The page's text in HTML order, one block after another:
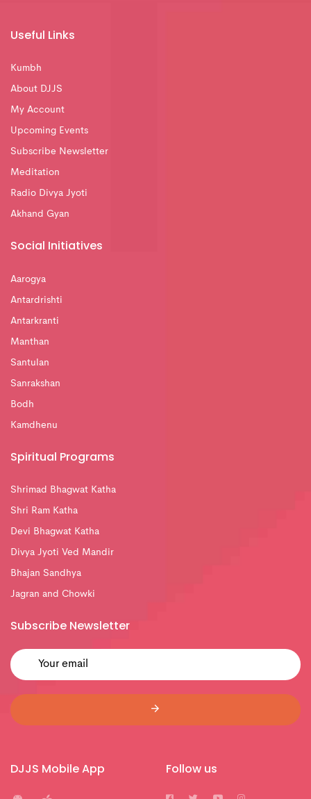
Useful Links
Kumbh
About DJJS
My Account
Upcoming Events
Subscribe Newsletter
Meditation
Radio Divya Jyoti
Akhand Gyan
Social Initiatives
Aarogya
Antardrishti
Antarkranti
Manthan
Santulan
Sanrakshan
Bodh
Kamdhenu
Spiritual Programs
Shrimad Bhagwat Katha
Shri Ram Katha
Devi Bhagwat Katha
Divya Jyoti Ved Mandir
Bhajan Sandhya
Jagran and Chowki
Subscribe Newsletter
DJJS Mobile App Follow us